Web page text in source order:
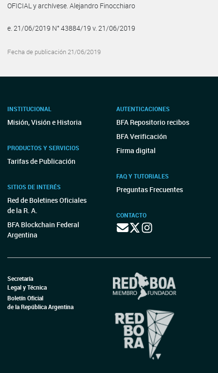
OFICIAL y archívese. Alejandro Finocchiaro
e. 21/06/2019 N° 43884/19 v. 21/06/2019
Fecha de publicación 21/06/2019
INSTITUCIONAL
Misión, Visión e Historia
PRODUCTOS Y SERVICIOS
Tarifas de Publicación
SITIOS DE INTERÉS
Red de Boletines Oficiales
de la R. A.
BFA Blockchain Federal
Argentina
AUTENTICACIONES
BFA Repositorio recibos
BFA Verificación
Firma digital
FAQ Y TUTORIALES
Preguntas Frecuentes
CONTACTO
Secretaría
Legal y Técnica
Boletín Oficial
de la República Argentina